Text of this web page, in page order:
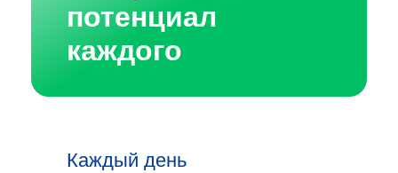
потенциал
каждого
Каждый день